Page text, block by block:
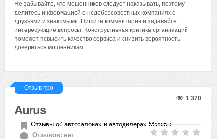
Не забывайте, что мошенников следует наказывать, поэтому
делитесь информацией о недобросовестных компаниях с
друзьями и знакомыми. Пишите комментарии и задавайте
интересующие вопросы. Конструктивная критика организаций
поможет повысить качество сервиса и снизить вероятность
довериться мошенникам.
Отзыв про
1 370
Aurus
Отзывы об автосалонах и автодилерах Москвы
Отзывов: нет